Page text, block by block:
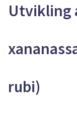
Utvikling
rubi)